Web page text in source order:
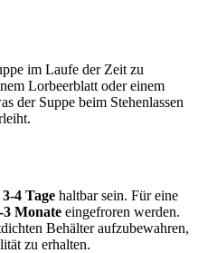
im Laufe der Zeit zu
Lorbeerblatt oder einem
der Suppe beim Stehenlassen
3-4 Tage haltbar sein. Für eine
3 Monate eingefroren werden.
Behälter aufzubewahren,
zu erhalten.